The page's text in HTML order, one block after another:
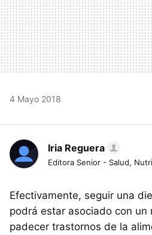
4 Mayo 2018
Iria Reguera
Editora Senior - Salud,
Efectivamente, seguir una
podrá estar asociado con un
padecer trastornos de la